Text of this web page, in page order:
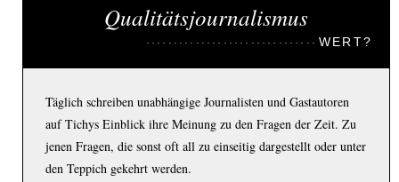
Qualitätsjournalismus
WERT?
Täglich schreiben unabhängige Journalisten und Gastautoren
auf Tichys Einblick ihre Meinung zu den Fragen der Zeit. Zu
jenen Fragen, die sonst oft all zu einseitig dargestellt oder unter
den Teppich gekehrt werden.